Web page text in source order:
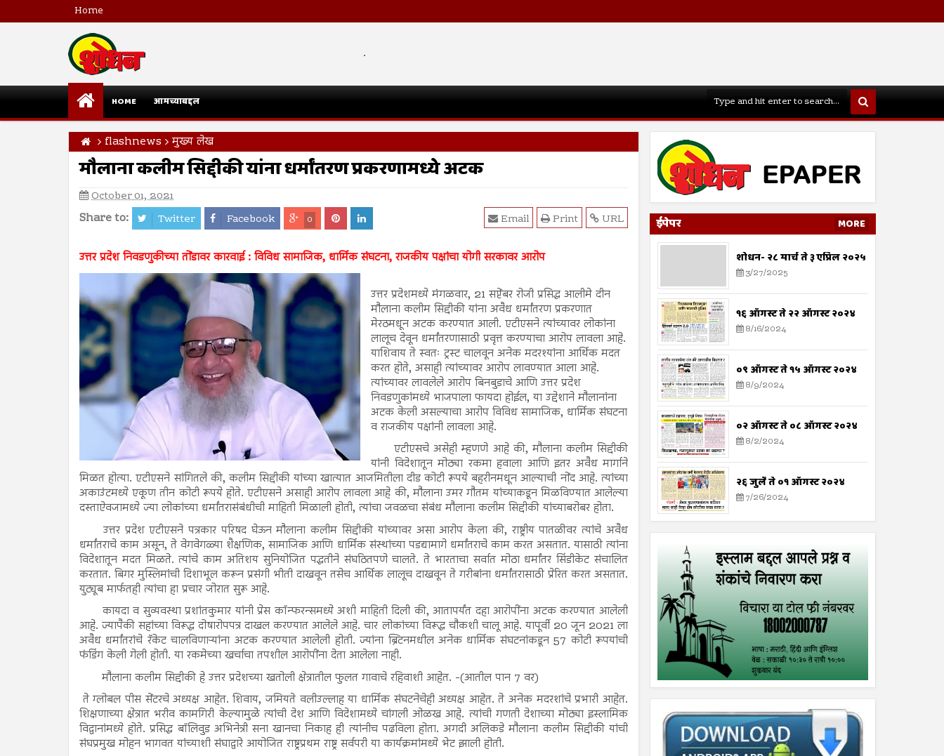
Home
.
HOME आमच्याबद्दल
flashnews मुख्य लेख
मौलाना कलीम सिद्दीकी यांना धर्मांतरण प्रकरणामध्ये अटक
October 01, 2021
Share to: Twitter Facebook 0 URL
Print
Email
उत्तर प्रदेश निवडणुकीच्या तोंडावर कारवाई : विविध सामाजिक, धार्मिक संघटना, राजकीय पक्षांचा योगी सरकावर आरोप
उत्तर प्रदेशमध्ये मंगळवार, 21 सप्टेंबर रोजी प्रसिद्ध आलीमे दीन
मौलाना कलीम सिद्दीकी यांना अवैध धर्मांतरण प्रकरणात
मेरठमधून अटक करण्यात आली. एटीएसने त्यांच्यावर लोकांना
लालूच देवून धर्मांतरणासाठी प्रवृत्त करण्याचा आरोप लावला आहे.
याशिवाय ते स्वतः ट्रस्ट चालवून अनेक मदरश्यांना आर्थिक मदत
करत होते, असाही त्यांच्यावर आरोप लावण्यात आला आहे.
त्यांच्यावर लावलेले आरोप बिनबुडाचे आणि उत्तर प्रदेश
निवडणुकांमध्ये भाजपाला फायदा होईल, या उद्देशाने मौलानांना
अटक केली असल्याचा आरोप विविध सामाजिक, धार्मिक संघटना
व राजकीय पक्षांनी लावला आहे.
एटीएसचे असेही म्हणणे आहे की, मौलाना कलीम सिद्दीकी
यांनी विदेशातून मोठ्या रकमा हवाला आणि इतर अवैध मार्गाने
मिळत होत्या. एटीएसने सांगितले की, कलीम सिद्दीकी यांच्या खात्यात आजमितीला दीड कोटी रूपये बहरीनमधून आल्याची नोंद आहे. त्यांच्या
अकाउंटमध्ये एकूण तीन कोटी रूपये होते. एटीएसने असाही आरोप लावला आहे की, मौलाना उमर गौतम यांच्याकडून मिळविण्यात आलेल्या
दस्ताऐवजामध्ये ज्या लोकांच्या धर्मांतरासंबंधीची माहिती मिळाली होती, त्यांचा जवळचा संबंध मौलाना कलीम सिद्दीकी यांच्याबरोबर होता.
उत्तर प्रदेश एटीएसने पत्रकार परिषद घेऊन मौलाना कलीम सिद्दीकी यांच्यावर असा आरोप केला की, राष्ट्रीय पातळीवर त्यांचे अवैध
धर्मांतराचे काम असून, ते वेगवेगळ्या शैक्षणिक, सामाजिक आणि धार्मिक संस्थांच्या पडद्यामागे धर्मांतराचे काम करत असतात. यासाठी त्यांना
विदेशातून मदत मिळते. त्यांचे काम अतिशय सुनियोजित पद्धतीने संघठितपणे चालते. ते भारताचा सर्वात मोठा धर्मांतर सिंडीकेट संचालित
करतात. बिगर मुस्लिमांची दिशाभूल करून प्रसंगी भीती दाखवून तसेच आर्थिक लालूच दाखवून ते गरीबांना धर्मांतरासाठी प्रेरित करत असतात.
युट्यूब मार्फतही त्यांचा हा प्रचार जोरात सुरू आहे.
कायदा व सुव्यवस्था प्रशांतकुमार यांनी प्रेस कॉन्फरन्समध्ये अशी माहिती दिली की, आतापर्यंत दहा आरोपींना अटक करण्यात आलेली
आहे. ज्यापैकी सहांच्या विरूद्ध दोषारोपपत्र दाखल करण्यात आलेले आहे. चार लोकांच्या विरूद्ध चौकशी चालू आहे. यापूर्वी 20 जून 2021 ला
अवैध धर्मांतरांचे रॅकेट चालविणाऱ्यांना अटक करण्यात आलेली होती. ज्यांना ब्रिटनमधील अनेक धार्मिक संघटनांकडून 57 कोटी रूपयांची
फंडिंग केली गेली होती. या रकमेच्या खर्चाचा तपशील आरोपींना देता आलेला नाही.
मौलाना कलीम सिद्दीकी हे उत्तर प्रदेशच्या खतोली क्षेत्रातील फुलत गावाचे रहिवाशी आहेत. -(आतील पान 7 वर)
ते ग्लोबल पीस सेंटरचे अध्यक्ष आहेत. शिवाय, जमियते वलीउल्लाह या धार्मिक संघटनेचेही अध्यक्ष आहेत. ते अनेक मदरशांचे प्रभारी आहेत.
शिक्षणाच्या क्षेत्रात भरीव कामगिरी केल्यामुळे त्यांची देश आणि विदेशामध्ये चांगली ओळख आहे. त्यांची गणती देशाच्या मोठ्या इस्लामिक
विद्वानांमध्ये होते. प्रसिद्ध बॉलिवुड अभिनेत्री सना खानचा निकाह ही त्यांनीच पढविला होता. अगदी अलिकडे मौलाना कलीम सिद्दीकी यांची
संघप्रमुख मोहन भागवत यांच्याशी संघाद्वारे आयोजित राष्ट्रप्रथम राष्ट्र सर्वपरी या कार्यक्रमांमध्ये भेट झाली होती.
ईपेपर MORE
शोधन- २८ मार्च ते ३ एप्रिल २०२५
3/27/2025
१६ ऑगस्ट ते २२ ऑगस्ट २०२४
8/16/2024
०९ ऑगस्ट ते १५ ऑगस्ट २०२४
8/9/2024
०२ ऑगस्ट ते ०८ ऑगस्ट २०२४
8/2/2024
२६ जुलै ते ०१ ऑगस्ट २०२४
7/26/2024